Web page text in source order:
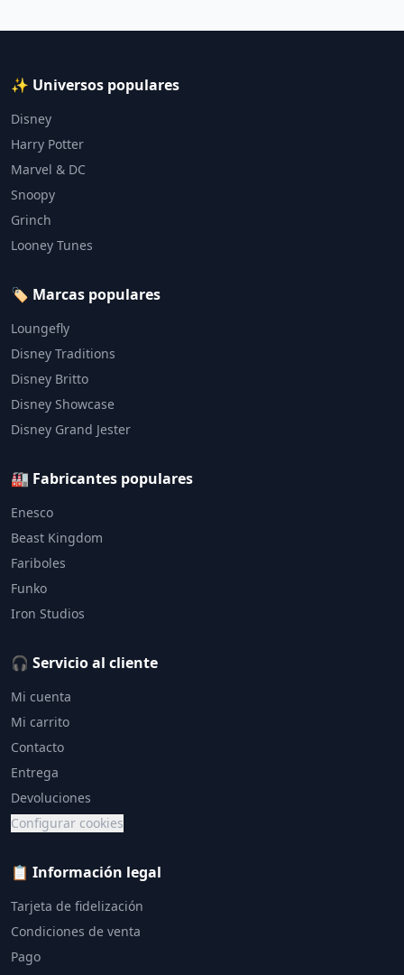
✨ Universos populares
Disney
Harry Potter
Marvel & DC
Snoopy
Grinch
Looney Tunes
🏷️ Marcas populares
Loungefly
Disney Traditions
Disney Britto
Disney Showcase
Disney Grand Jester
🏭 Fabricantes populares
Enesco
Beast Kingdom
Fariboles
Funko
Iron Studios
🎧 Servicio al cliente
Mi cuenta
Mi carrito
Contacto
Entrega
Devoluciones
Configurar cookies
📋 Información legal
Tarjeta de fidelización
Condiciones de venta
Pago